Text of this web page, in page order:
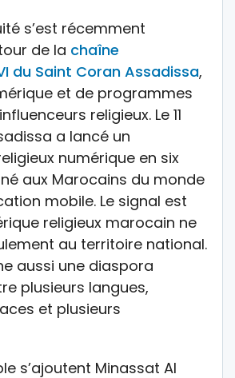
s’est récemment
de la chaîne
du Saint Coran Assadissa,
et de programmes
religieux. Le 11
a lancé un
numérique en six
aux Marocains du monde
mobile. Le signal est
religieux marocain ne
au territoire national.
aussi une diaspora
plusieurs langues,
et plusieurs
s’ajoutent Minassat Al